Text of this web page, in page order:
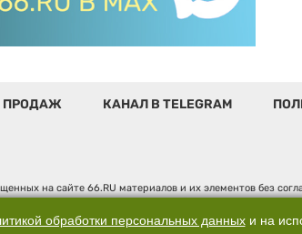
ПРОДАЖ КАНАЛ В TELEGRAM
на сайте 66.RU материалов и их элементов без
связи, информационных технологий и массовых
620014, Свердловская обл., г. Екатеринбург, ул.
288-50-66 info@news.66.ru Главный редактор: Шлыков
обработки персональных данныхи на